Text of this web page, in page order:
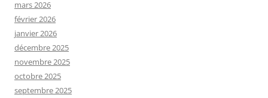
mars 2026
février 2026
janvier 2026
décembre 2025
novembre 2025
octobre 2025
septembre 2025